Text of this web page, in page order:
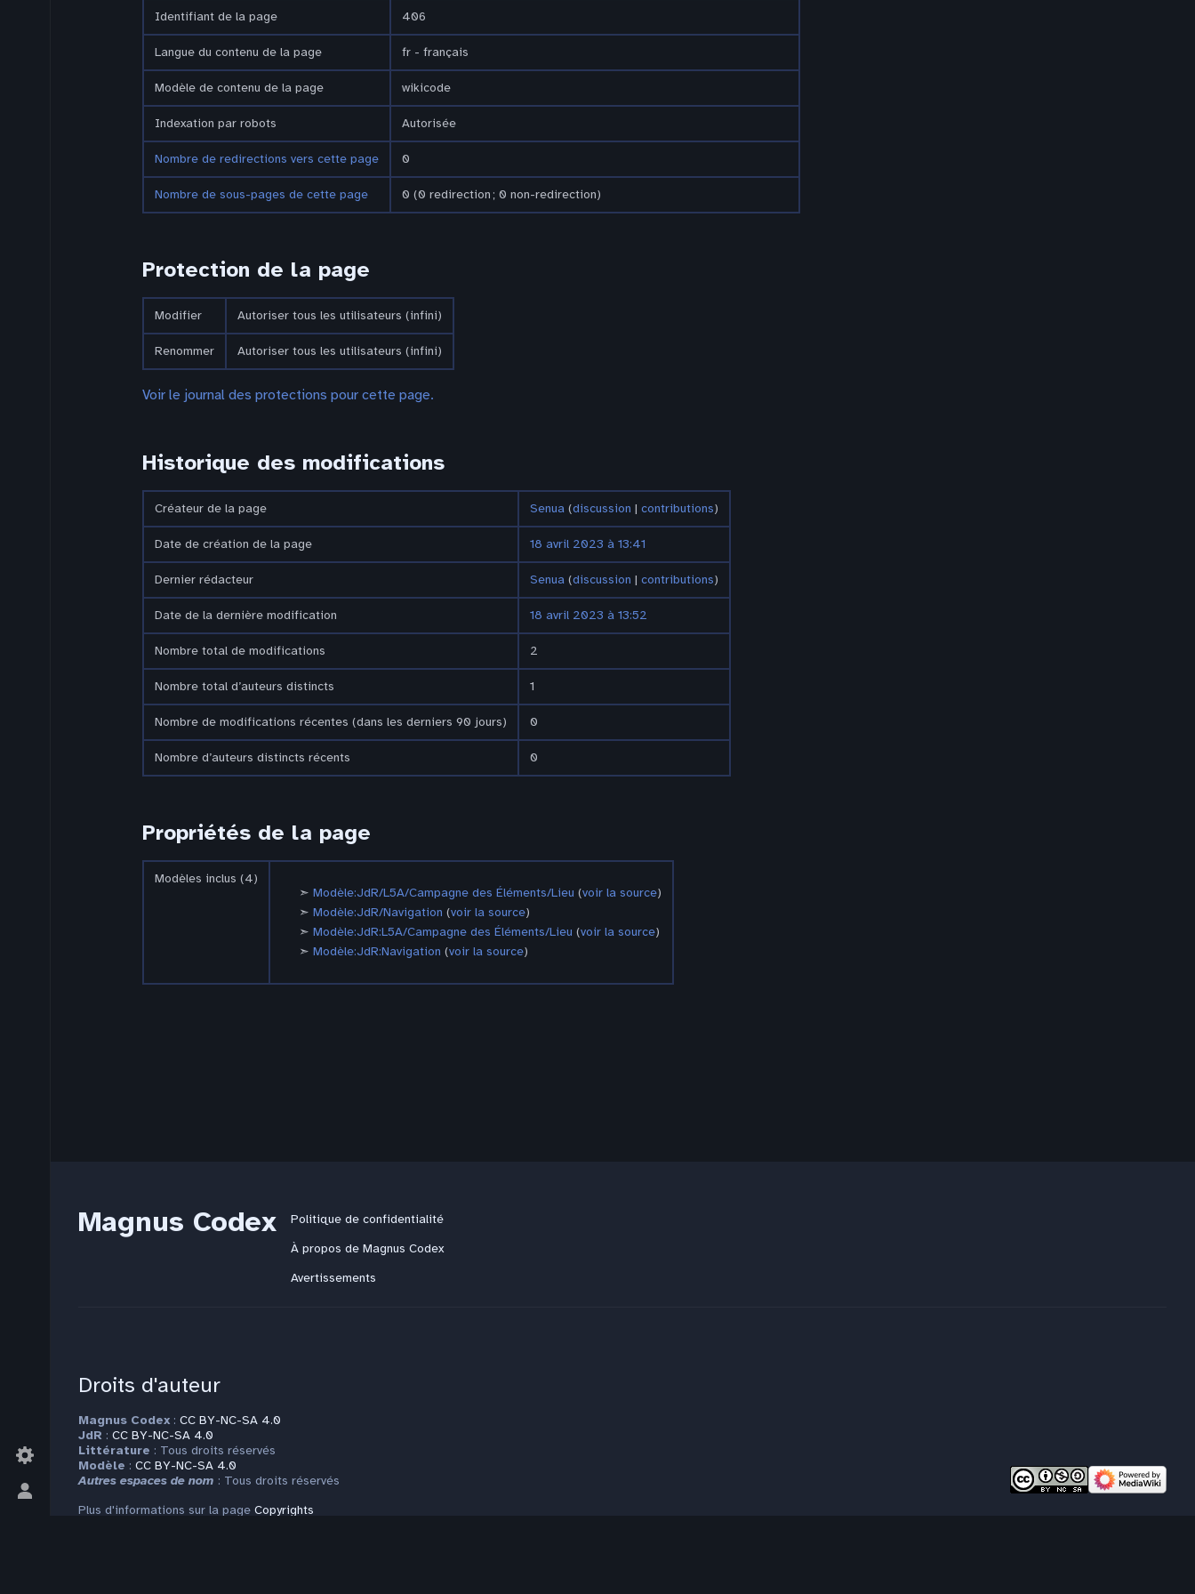
Basculer
Identifiant de la page 406
Langue du contenu de la page fr - français
Modèle de contenu de la page wikicode
Indexation par robots Autorisée
Nombre de redirections vers cette page 0
Nombre de sous-pages de cette page 0 (0 redirection ; 0 non-redirection)
Protection de la page
Modifier Autoriser tous les utilisateurs (infini)
Renommer Autoriser tous les utilisateurs (infini)
Voir le journal des protections pour cette page.
Historique des modifications
Créateur de la page Senua (discussion | contributions)
Date de création de la page 18 avril 2023 à 13:41
Dernier rédacteur Senua (discussion | contributions)
Date de la dernière modification 18 avril 2023 à 13:52
Nombre total de modifications 2
Nombre total d’auteurs distincts 1
Nombre de modifications récentes (dans les derniers 90 jours) 0
Nombre d’auteurs distincts récents 0
Propriétés de la page
Modèles inclus (4)
Modèle:JdR/L5A/Campagne des Éléments/Lieu (voir la source)
Modèle:JdR/Navigation (voir la source)
Modèle:JdR:L5A/Campagne des Éléments/Lieu (voir la source)
Modèle:JdR:Navigation (voir la source)
Magnus Codex
Politique de confidentialité
À propos de Magnus Codex
Avertissements
Droits d'auteur
Magnus Codex : CC BY-NC-SA 4.0
JdR : CC BY-NC-SA 4.0
Littérature : Tous droits réservés
Modèle : CC BY-NC-SA 4.0
Autres espaces de nom : Tous droits réservés
Plus d'informations sur la page Copyrights